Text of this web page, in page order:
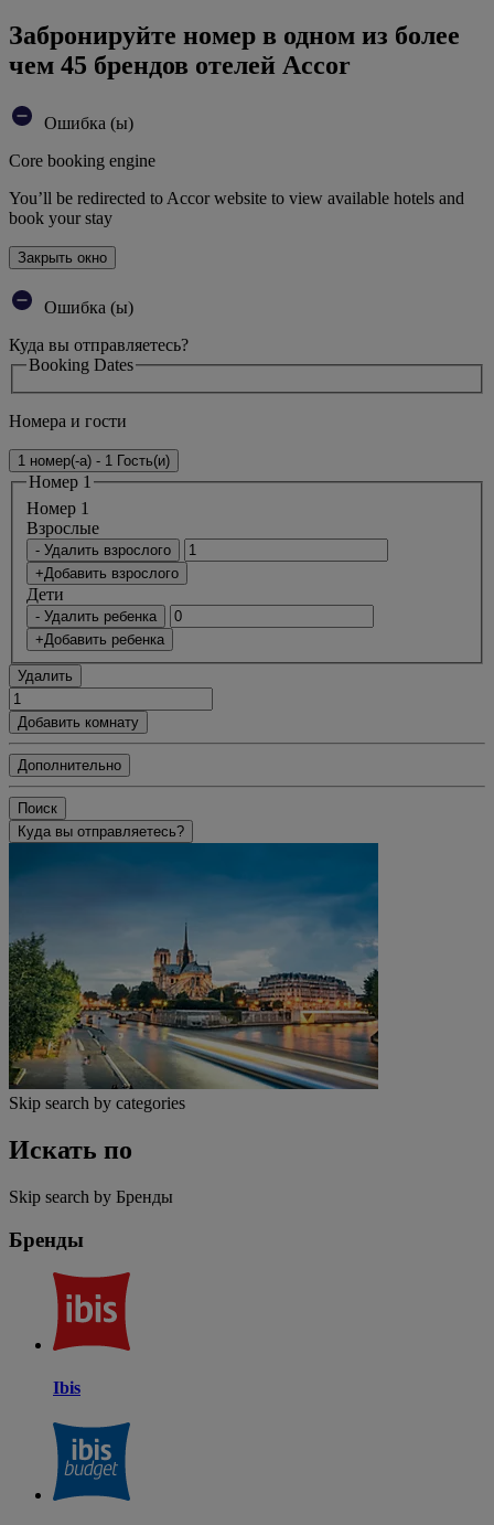
Забронируйте номер в одном из более
чем 45 брендов отелей Accor
Ошибка (ы)
Core booking engine
You’ll be redirected to Accor website to view available hotels and
book your stay
Закрыть окно
Ошибка (ы)
Куда вы отправляетесь?
Booking Dates
Номера и гости
1 номер(-а) - 1 Гость(и)
Номер 1
Номер 1
Bзрослые
- Удалить взрослого
+Добавить взрослого
Дети
- Удалить ребенка
+Добавить ребенка
Удалить
Добавить комнату
Дополнительно
Поиск
Куда вы отправляетесь?
Skip search by categories
Искать по
Skip search by Бренды
Бренды
Ibis